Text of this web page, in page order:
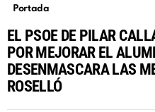
Portada
EL PSOE DE PILAR
POR MEJORAR EL
DESENMASCARA LAS
ROSELLÓ